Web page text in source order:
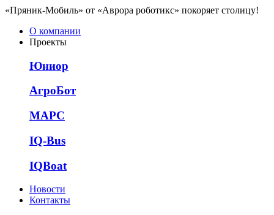
«Пряник-Мобиль» от «Аврора роботикс» покоряет столицу!
О компании
Проекты
Юниор
АгроБот
МАРС
IQ-Bus
IQBoat
Новости
Контакты